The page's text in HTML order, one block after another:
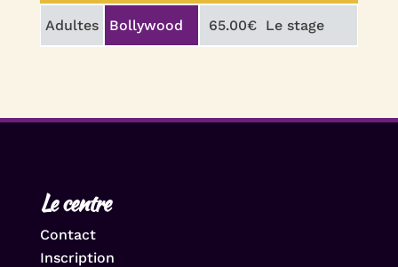
Adultes Bollywood 65.00€ Le stage
Le centre
Contact
Inscription